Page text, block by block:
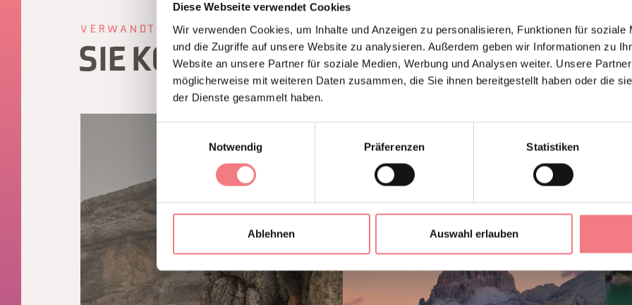
Diese Webseite verwendet Cookies
Wir verwenden Cookies, um Inhalte und Anzeigen zu personalisieren, Funktionen für soziale
und die Zugriffe auf unsere Website zu analysieren. Außerdem geben wir Informationen zu
Website an unsere Partner für soziale Medien, Werbung und Analysen weiter. Unsere
möglicherweise mit weiteren Daten zusammen, die Sie ihnen bereitgestellt haben oder die
der Dienste gesammelt haben.
Notwendig
Präferenzen Statistiken
Ablehnen Auswahl erlauben
VERWANDTER INHALT
SIE KÖNNEN AUCH MÖGEN